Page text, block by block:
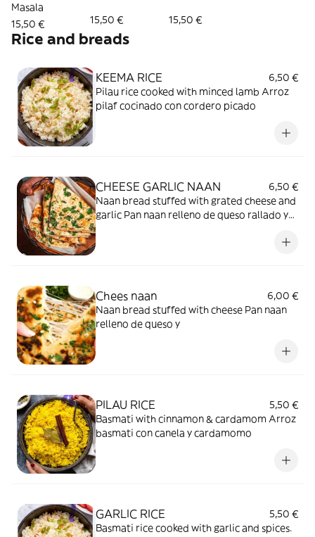
Masala
15,50 €
15,50 € 15,50 €
Rice and breads
KEEMA RICE
6,50 €
Pilau rice cooked with minced lamb Arroz
pilaf cocinado con cordero picado
CHEESE GARLIC NAAN
6,50 €
Naan bread stuffed with grated cheese and
garlic Pan naan relleno de queso rallado y
Chees naan
6,00 €
Naan bread stuffed with cheese Pan naan
relleno de queso y
PILAU RICE
5,50 €
Basmati with cinnamon & cardamom Arroz
basmati con canela y cardamomo
GARLIC RICE
5,50 €
Basmati rice cooked with garlic and spices.